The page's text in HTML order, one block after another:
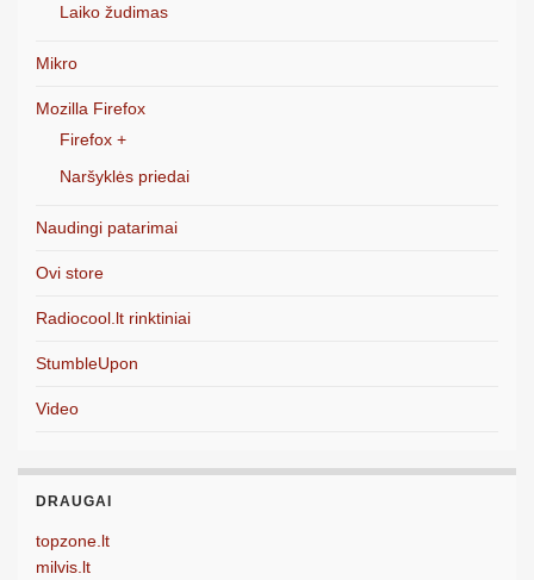
Laiko žudimas
Mikro
Mozilla Firefox
Firefox +
Naršyklės priedai
Naudingi patarimai
Ovi store
Radiocool.lt rinktiniai
StumbleUpon
Video
DRAUGAI
topzone.lt
milvis.lt